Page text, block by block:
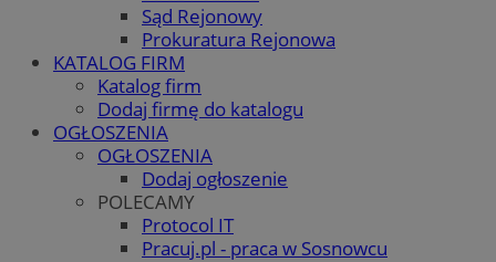
Sąd Rejonowy
Prokuratura Rejonowa
KATALOG FIRM
Katalog firm
Dodaj firmę do katalogu
OGŁOSZENIA
OGŁOSZENIA
Dodaj ogłoszenie
POLECAMY
Protocol IT
Pracuj.pl - praca w Sosnowcu